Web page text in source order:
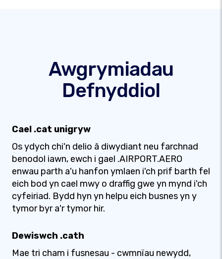
Awgrymiadau
Defnyddiol
Cael .cat unigryw
Os ydych chi'n delio â diwydiant neu farchnad
benodol iawn, ewch i gael .AIRPORT.AERO
enwau parth a'u hanfon ymlaen i'ch prif barth fel
eich bod yn cael mwy o draffig gwe yn mynd i'ch
cyfeiriad. Bydd hyn yn helpu eich busnes yn y
tymor byr a'r tymor hir.
Dewiswch .cath
Mae tri cham i fusnesau - cwmnïau newydd,